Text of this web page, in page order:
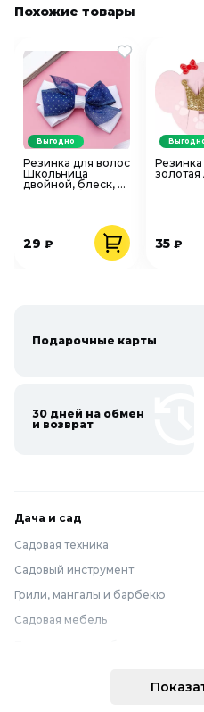
Похожие товары
Резинка для волос
Школьница
двойной, блеск, 7
29 ₽
Выгодно
золотая
35 ₽
Подарочные карты
30 дней на обмен
и возврат
Дача и сад
Садовая техника
Садовый инструмент
Грили, мангалы и барбекю
Садовая мебель